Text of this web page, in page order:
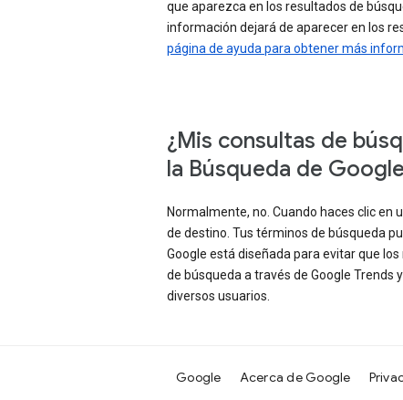
que aparezca en los resultados de
información dejará de aparecer en los
página de ayuda para obtener más
¿Mis consultas de
la Búsqueda de
Normalmente, no. Cuando haces clic en
de destino. Tus términos de búsqueda
Google está diseñada para evitar que
de búsqueda a través de Google Trends
diversos usuarios.
Google Acerca de Google